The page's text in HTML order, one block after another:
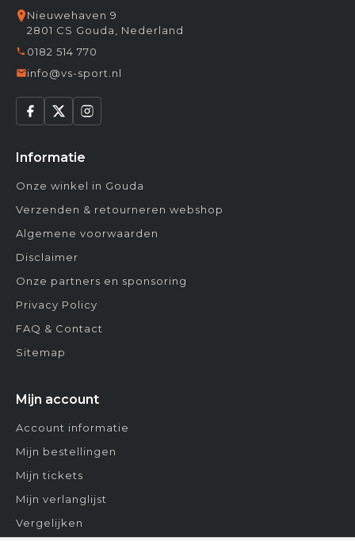
Nieuwehaven 9
2801 CS Gouda, Nederland
0182 514 770
info@vs-sport.nl
Informatie
Onze winkel in Gouda
Verzenden & retourneren webshop
Algemene voorwaarden
Disclaimer
Onze partners en sponsoring
Privacy Policy
FAQ & Contact
Sitemap
Mijn account
Account informatie
Mijn bestellingen
Mijn tickets
Mijn verlanglijst
Vergelijken